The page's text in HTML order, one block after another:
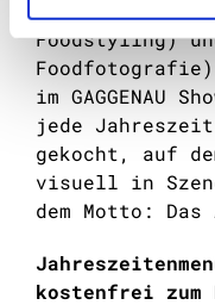
Foodstyling)
im GAGGENAU
jede Jahreszeit
gekocht, auf
visuell in
dem Motto:
kostenfrei zum